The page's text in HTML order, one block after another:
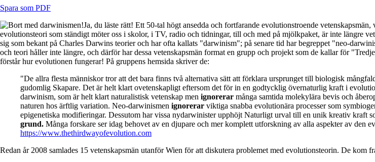
Spara som PDF
Ja, du läste rätt! Ett 50-tal högt ansedda och fortfarande evolutionstroende
evolutionsteori som ständigt möter oss i skolor, i TV, radio och tidningar, till och med på mjölkpaket, är inte längre
sig som bekant på Charles Darwins teorier och har ofta kallats "darwinism"; på senare tid har begreppet "neo-
och teori håller inte längre, och därför har dessa vetenskapsmän format en grupp och projekt som de kallar för
förstår hur evolutionen fungerar! På gruppens hemsida skriver de:
"De allra flesta människor tror att det bara finns två alternativa sätt att förklara ursprunget till biologisk
gudomlig Skapare. Det är helt klart ovetenskapligt eftersom det för in en godtycklig övernaturlig kraft i
darwinism, som är helt klart naturalistisk vetenskap men ignorerar många samtida molekylära bevis och
naturen hos ärftlig variation. Neo-darwinismen ignorerar viktiga snabba evolutionära processer som
epigenetiska modifieringar. Dessutom har vissa nydarwinister upphöjt Naturligt urval till en unik kreativ kraft
grund. Många forskare ser idag behovet av en djupare och mer komplett utforskning av alla aspekter av den
https://www.thethirdwayofevolution.com
Redan år 2008 samlades 15 vetenskapsmän utanför Wien för att diskutera problemet med evolutionsteorin. De kom